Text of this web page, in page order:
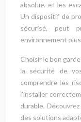
absolue, et les
Un dispositif de
sécurisé, peut
environnement
Choisir le bon
la sécurité de
comprendre les
l’installer
durable.
des solutions